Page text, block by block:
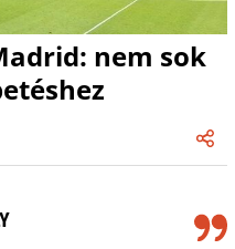
nem sok